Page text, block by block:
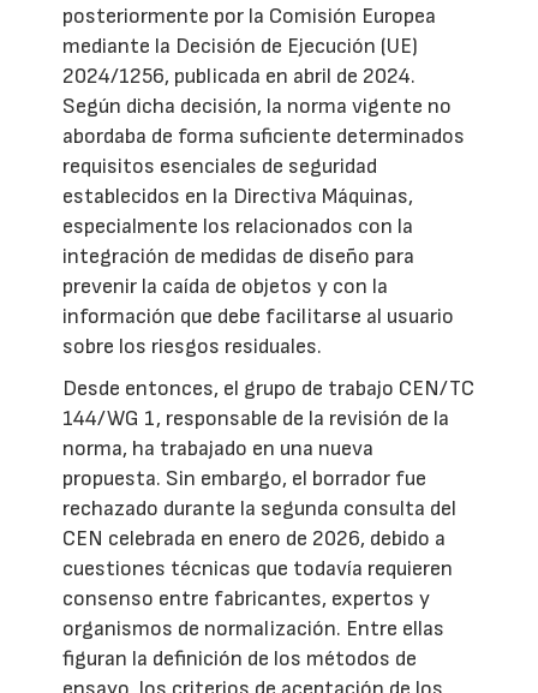
posteriormente por la Comisión Europea
mediante la Decisión de Ejecución (UE)
2024/1256, publicada en abril de 2024.
Según dicha decisión, la norma vigente no
abordaba de forma suficiente determinados
requisitos esenciales de seguridad
establecidos en la Directiva Máquinas,
especialmente los relacionados con la
integración de medidas de diseño para
prevenir la caída de objetos y con la
información que debe facilitarse al usuario
sobre los riesgos residuales.
Desde entonces, el grupo de trabajo CEN/TC
144/WG 1, responsable de la revisión de la
norma, ha trabajado en una nueva
propuesta. Sin embargo, el borrador fue
rechazado durante la segunda consulta del
CEN celebrada en enero de 2026, debido a
cuestiones técnicas que todavía requieren
consenso entre fabricantes, expertos y
organismos de normalización. Entre ellas
figuran la definición de los métodos de